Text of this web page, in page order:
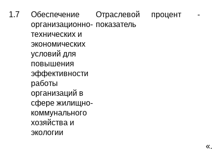
1.7
Обеспечение
организационно-
технических и
экономических
условий для
повышения
эффективности
работы
организаций в
сфере жилищно-
коммунального
хозяйства и
экологии
Отраслевой
показатель
процент -
«.